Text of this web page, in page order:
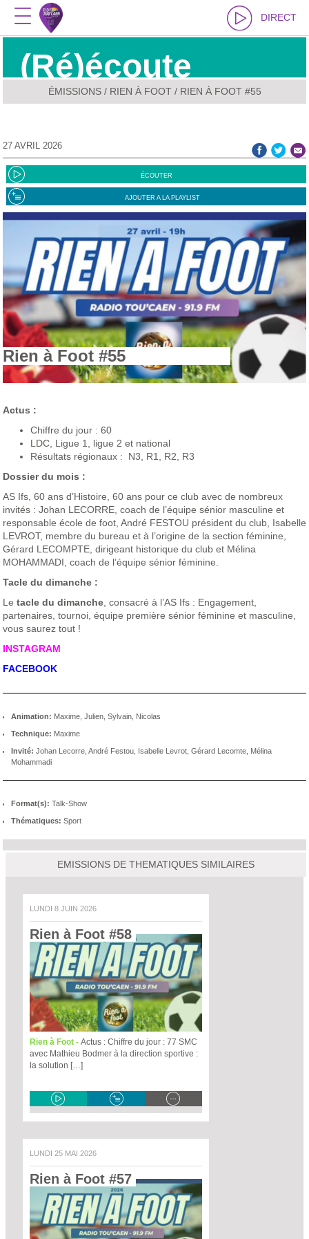
DIRECT
(Ré)écoute
ÉMISSIONS/ RIEN À FOOT/ RIEN À FOOT #55
27 AVRIL 2026
ÉCOUTER
AJOUTER A LA PLAYLIST
Rien à Foot #55
Actus :
Chiffre du jour : 60
LDC, Ligue 1, ligue 2 et national
Résultats régionaux : N3, R1, R2, R3
Dossier du mois :
AS Ifs, 60 ans d’Histoire, 60 ans pour ce club avec de nombreux
invités : Johan LECORRE, coach de l’équipe sénior masculine et
responsable école de foot, André FESTOU président du club, Isabelle
LEVROT, membre du bureau et à l’origine de la section féminine,
Gérard LECOMPTE, dirigeant historique du club et Mélina
MOHAMMADI, coach de l’équipe sénior féminine.
Tacle du dimanche :
Le tacle du dimanche , consacré à l’AS Ifs : Engagement,
partenaires, tournoi, équipe première sénior féminine et masculine,
vous saurez tout !
INSTAGRAM
FACEBOOK
Animation: Maxime, Julien, Sylvain, Nicolas
Technique: Maxime
Invité: Johan Lecorre, André Festou, Isabelle Levrot, Gérard Lecomte, Mélina
Mohammadi
Format(s): Talk-Show
Thématiques: Sport
EMISSIONS DE THEMATIQUES SIMILAIRES
LUNDI 8 JUIN 2026
Rien à Foot #58
Rien à Foot - Actus : Chiffre du jour : 77 SMC
avec Mathieu Bodmer à la direction sportive :
la solution […]
LUNDI 25 MAI 2026
Rien à Foot #57